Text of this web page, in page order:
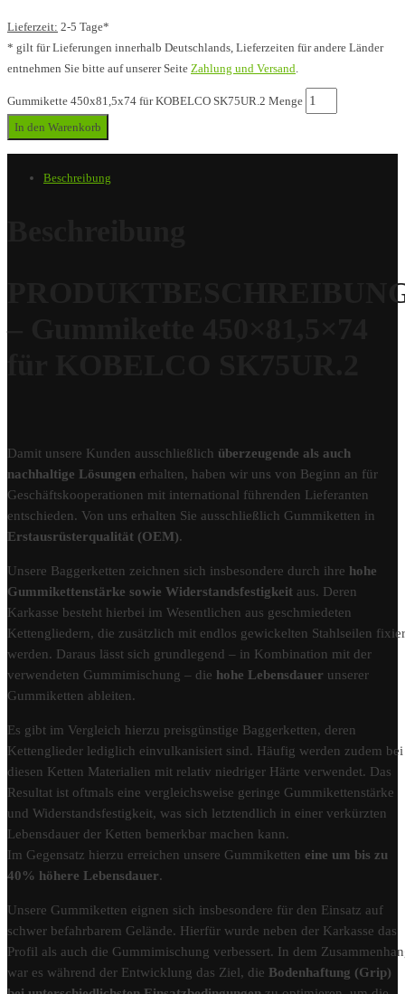
Lieferzeit: 2-5 Tage*
* gilt für Lieferungen innerhalb Deutschlands, Lieferzeiten für andere Länder
entnehmen Sie bitte auf unserer Seite Zahlung und Versand
Gummikette 450x81,5x74 für KOBELCO SK75UR.2 Menge
In den Warenkorb
Beschreibung
Damit unsere Kunden ausschließlich überzeugende als auch
nachhaltige Lösungen erhalten, haben wir uns von Beginn an für
Geschäftskooperationen mit international führenden Lieferanten
entschieden. Von uns erhalten Sie ausschließlich Gummiketten in
Erstausrüsterqualität (OEM).
Unsere Baggerketten zeichnen sich insbesondere durch ihre hohe
Gummikettenstärke sowie Widerstandsfestigkeit aus. Deren
Karkasse besteht hierbei im Wesentlichen aus geschmiedeten
Kettengliedern, die zusätzlich mit endlos gewickelten Stahlseilen
werden. Daraus lässt sich grundlegend – in Kombination mit der
verwendeten Gummimischung – die hohe Lebensdauer unserer
Gummiketten ableiten.
Es gibt im Vergleich hierzu preisgünstige Baggerketten, deren
Kettenglieder lediglich einvulkanisiert sind. Häufig werden zudem bei
diesen Ketten Materialien mit relativ niedriger Härte verwendet. Das
Resultat ist oftmals eine vergleichsweise geringe Gummikettenstärke
und Widerstandsfestigkeit, was sich letztendlich in einer verkürzten
Lebensdauer der Ketten bemerkbar machen kann.
Im Gegensatz hierzu erreichen unsere Gummiketten eine um bis zu
40% höhere Lebensdauer.
Unsere Gummiketten eignen sich insbesondere für den Einsatz auf
schwer befahrbarem Gelände. Hierfür wurde neben der Karkasse das
Profil als auch die Gummimischung verbessert. In dem
war es während der Entwicklung das Ziel, die Bodenhaftung (Grip)